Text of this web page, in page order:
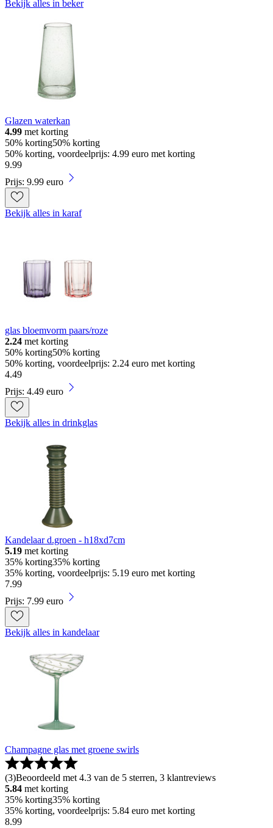
Bekijk alles in beker
Glazen waterkan
4.99 met korting
50% korting50% korting
50% korting, voordeelprijs: 4.99 euro met korting
9.99
Prijs: 9.99 euro
Bekijk alles in karaf
glas bloemvorm paars/roze
2.24 met korting
50% korting50% korting
50% korting, voordeelprijs: 2.24 euro met korting
4.49
Prijs: 4.49 euro
Bekijk alles in drinkglas
Kandelaar d.groen - h18xd7cm
5.19 met korting
35% korting35% korting
35% korting, voordeelprijs: 5.19 euro met korting
7.99
Prijs: 7.99 euro
Bekijk alles in kandelaar
Champagne glas met groene swirls
(3)Beoordeeld met 4.3 van de 5 sterren, 3 klantreviews
5.84 met korting
35% korting35% korting
35% korting, voordeelprijs: 5.84 euro met korting
8.99